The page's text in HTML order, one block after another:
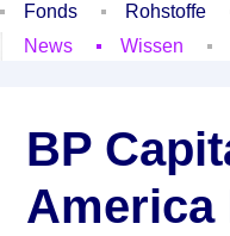
Fonds
Rohstoffe
News
Wissen
BP
America